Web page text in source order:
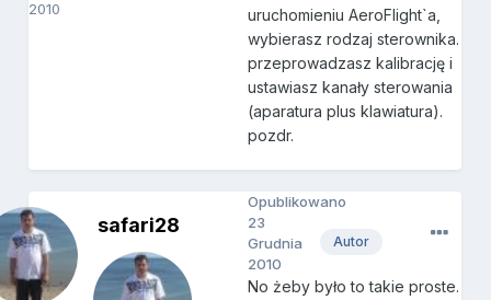
2010
uruchomieniu AeroFlight`a,
wybierasz rodzaj sterownika.
przeprowadzasz kalibrację i
ustawiasz kanały sterowania
(aparatura plus klawiatura).
pozdr.
safari28
Autor
Opublikowano
23
Grudnia
2010
No żeby było to takie proste.